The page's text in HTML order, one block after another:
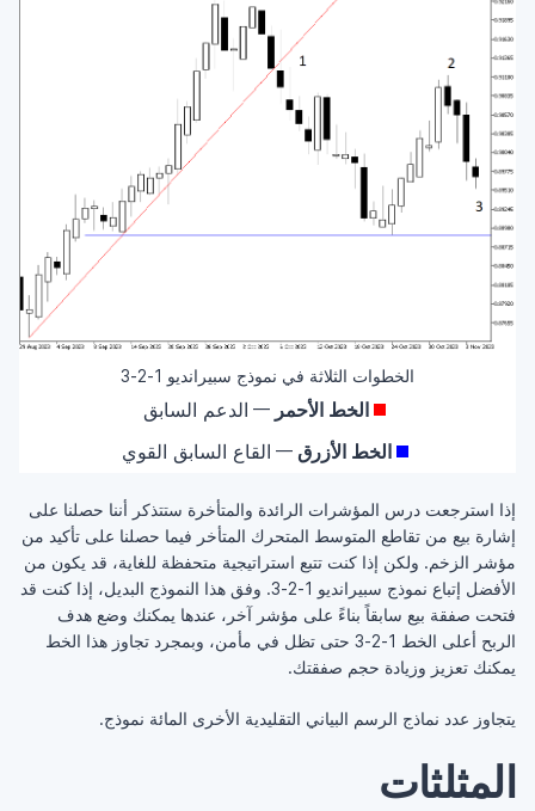
الخطوات الثلاثة في نموذج سبيرانديو 1-2-3
الخط الأحمر — الدعم السابق
الخط الأزرق — القاع السابق القوي
إذا استرجعت درس المؤشرات الرائدة والمتأخرة ستتذكر أننا حصلنا على
إشارة بيع من تقاطع المتوسط المتحرك المتأخر فيما حصلنا على تأكيد من
مؤشر الزخم. ولكن إذا كنت تتبع استراتيجية متحفظة للغاية، قد يكون من
الأفضل إتباع نموذج سبيرانديو 1-2-3. وفق هذا النموذج البديل، إذا كنت قد
فتحت صفقة بيع سابقاً بناءً على مؤشر آخر، عندها يمكنك وضع هدف
الربح أعلى الخط 1-2-3 حتى تظل في مأمن، وبمجرد تجاوز هذا الخط
يمكنك تعزيز وزيادة حجم صفقتك.
يتجاوز عدد نماذج الرسم البياني التقليدية الأخرى المائة نموذج.
المثلثات